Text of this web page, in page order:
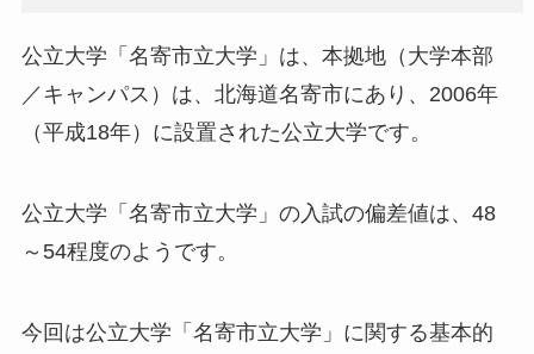
公立大学「名寄市立大学」は、本拠地（大学本部
／キャンパス）は、北海道名寄市にあり、2006年
（平成18年）に設置された公立大学です。
公立大学「名寄市立大学」の入試の偏差値は、48
～54程度のようです。
今回は公立大学「名寄市立大学」に関する基本的